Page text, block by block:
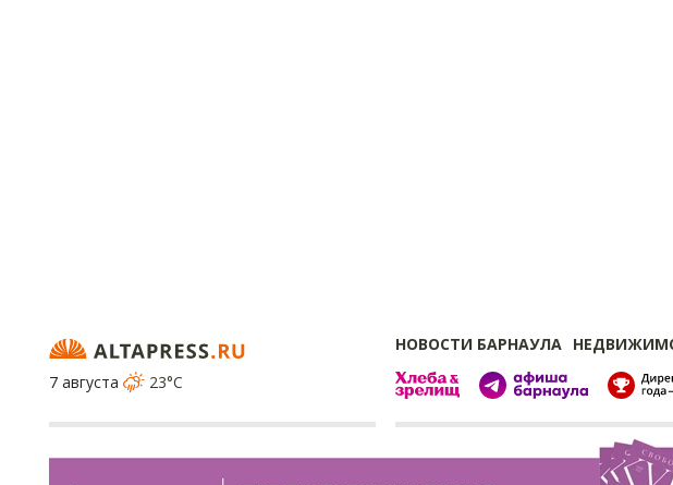
НОВОСТИ БАРНАУЛА
7 августа
23°C